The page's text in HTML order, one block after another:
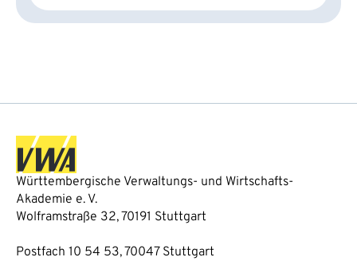
Württembergische Verwaltungs- und Wirtschafts-
Akademie e. V.
Wolframstraße 32, 70191 Stuttgart
Postfach 10 54 53, 70047 Stuttgart